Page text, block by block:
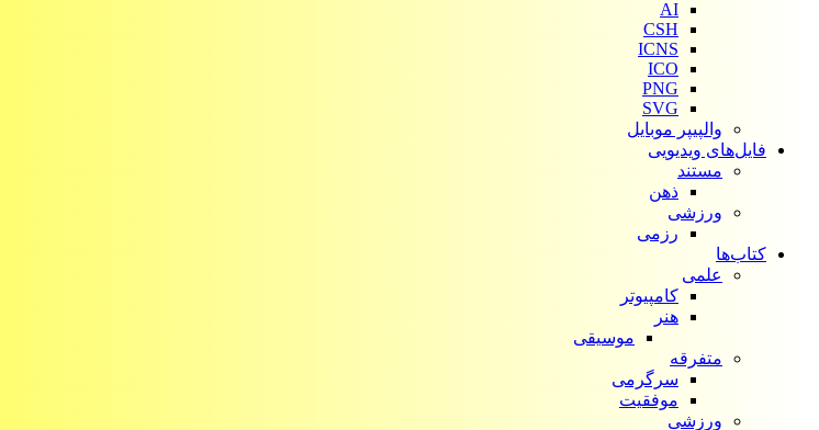
AI
CSH
ICNS
ICO
PNG
SVG
والپیپر موبایل
فایل‌های ویدیویی
مستند
ذهن
ورزشی
رزمی
کتاب‌ها
علمی
کامپیوتر
هنر
موسیقی
متفرقه
سرگرمی
موفقیت
ورزشی